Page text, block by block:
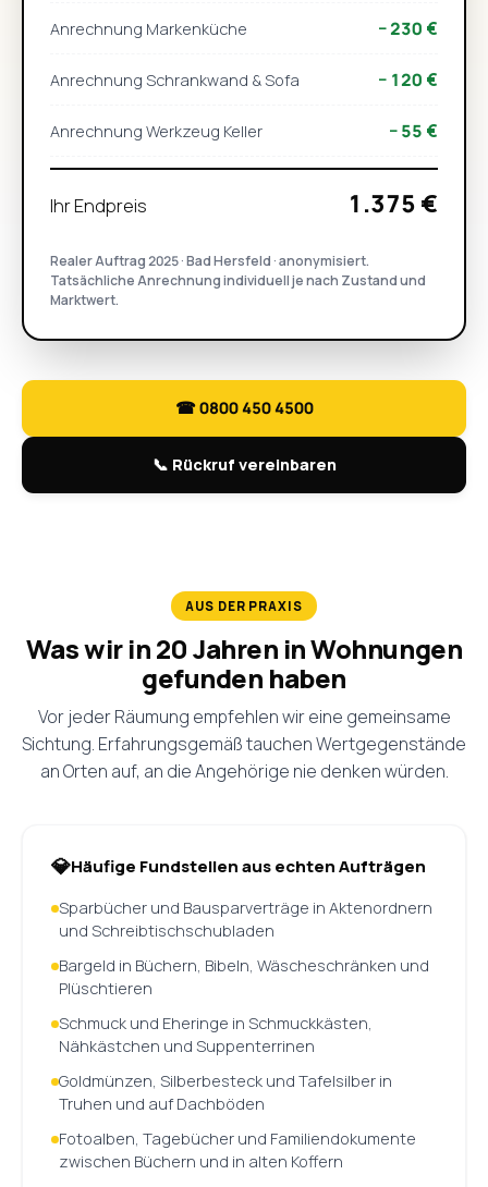
Anrechnung Markenküche − 230 €
Anrechnung Schrankwand & Sofa − 120 €
Anrechnung Werkzeug Keller − 55 €
Ihr Endpreis 1.375 €
Realer Auftrag 2025 · Bad Hersfeld · anonymisiert.
Tatsächliche Anrechnung individuell je nach Zustand und
Marktwert.
☎ 0800 450 4500
📞 Rückruf vereinbaren
AUS DER PRAXIS
Was wir in 20 Jahren in Wohnungen
gefunden haben
Vor jeder Räumung empfehlen wir eine gemeinsame
Sichtung. Erfahrungsgemäß tauchen Wertgegenstände
an Orten auf, an die Angehörige nie denken würden.
Häufige Fundstellen aus echten Aufträgen
Sparbücher und Bausparverträge in Aktenordnern
und Schreibtischschubladen
Bargeld in Büchern, Bibeln, Wäscheschränken und
Plüschtieren
Schmuck und Eheringe in Schmuckkästen,
Nähkästchen und Suppenterrinen
Goldmünzen, Silberbesteck und Tafelsilber in
Truhen und auf Dachböden
Fotoalben, Tagebücher und Familiendokumente
zwischen Büchern und in alten Koffern